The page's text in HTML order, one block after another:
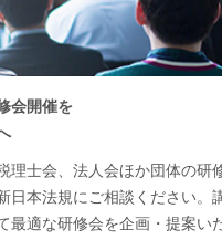
会開催を
理士会、法人会ほか団体の研
日本法規にご相談ください。
最適な研修会を企画・提案い